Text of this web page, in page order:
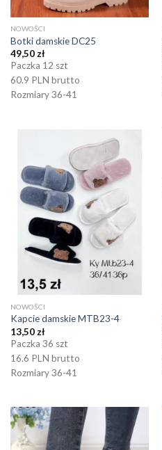
NOWOŚCI
Botki damskie DC25
49,50 zł
Paczka 12 szt
60.9 PLN brutto
Rozmiary 36-41
NOWOŚCI
Kapcie damskie MTB23-4
13,50 zł
Paczka 36 szt
16.6 PLN brutto
Rozmiary 36-41